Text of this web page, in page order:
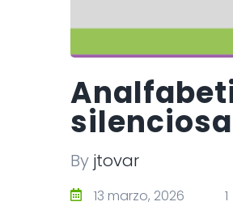
silenciosa
By jtovar
13 marzo, 2026 1